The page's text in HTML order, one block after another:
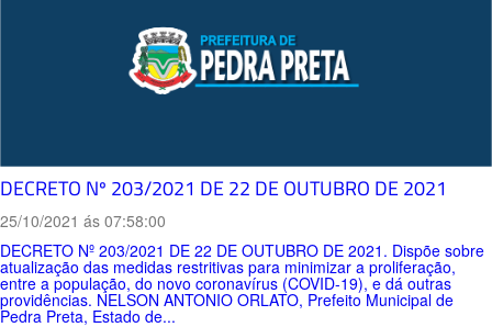
DECRETO Nº 203/2021 DE 22 DE OUTUBRO DE 2021
25/10/2021 ás 07:58:00
DECRETO Nº 203/2021 DE 22 DE OUTUBRO DE 2021. Dispõe sobre
atualização das medidas restritivas para minimizar a proliferação,
entre a população, do novo coronavírus (COVID-19), e dá outras
providências. NELSON ANTONIO ORLATO, Prefeito Municipal de
Pedra Preta, Estado de...